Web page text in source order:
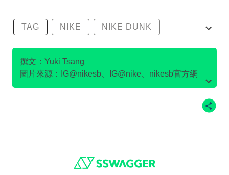
TAG NIKE NIKE DUNK
SB DUNK
撰文：Yuki Tsang
圖片來源：IG@nikesb、IG@nike、nikesb官方網
站、Twitter@nikesb截圖、nike官方網站、